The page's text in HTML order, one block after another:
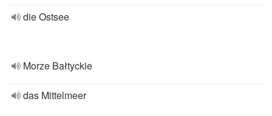
die Ostsee
Morze Bałtyckie
das Mittelmeer